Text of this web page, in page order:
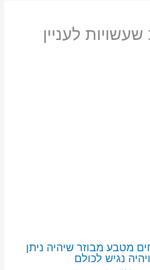
לעניין
מטבע מבוזר שיהיה ניתן
נגיש לכולם